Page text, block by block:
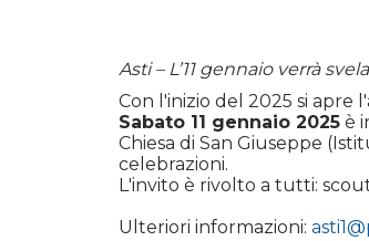
Asti – L’11 gennaio verrà
Con l'inizio del 2025 si apre
Sabato 11 gennaio 2025 è
Chiesa di San Giuseppe
celebrazioni.
L'invito è rivolto a tutti:
Ulteriori informazioni: